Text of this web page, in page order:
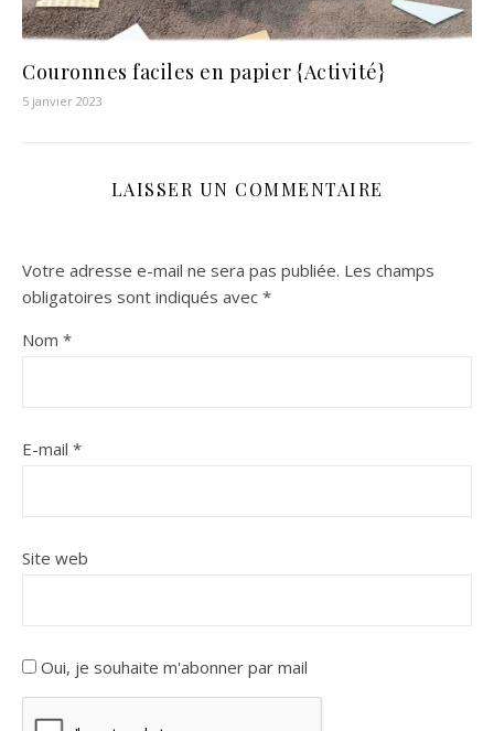
Couronnes faciles en papier {Activité}
5 janvier 2023
LAISSER UN COMMENTAIRE
Votre adresse e-mail ne sera pas publiée. Les champs
obligatoires sont indiqués avec *
Nom *
E-mail *
Site web
Oui, je souhaite m'abonner par mail